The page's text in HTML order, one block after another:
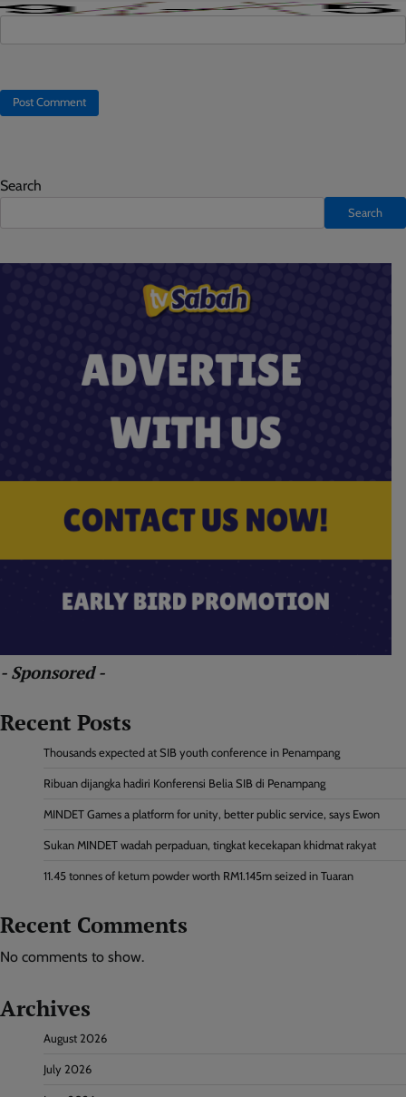
Search
Search
- Sponsored -
Recent Posts
Thousands expected at SIB youth conference in Penampang
Ribuan dijangka hadiri Konferensi Belia SIB di Penampang
MINDET Games a platform for unity, better public service, says Ewon
Sukan MINDET wadah perpaduan, tingkat kecekapan khidmat rakyat
11.45 tonnes of ketum powder worth RM1.145m seized in Tuaran
Recent Comments
No comments to show.
Archives
August 2026
July 2026